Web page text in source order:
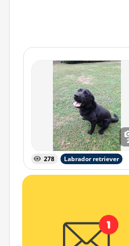
278 Labrador retriever